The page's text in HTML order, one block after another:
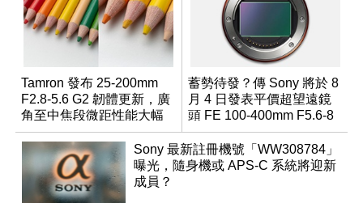
Tamron 發布 25-200mm
F2.8-5.6 G2 韌體更新，廣
角至中焦段微距性能大幅
升級
蓄勢待發？傳 Sony 將於 8
月 4 日發表平價超望遠鏡
頭 FE 100-400mm F5.6-8
Sony 最新註冊機號「WW308784」
曝光，隨身機或 APS-C 系統將迎新
成員？